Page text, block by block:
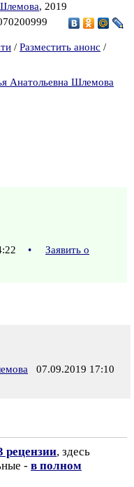
, 2019
/ Разместить анонс /
Анатольевна Шлемова
•
Заявить о
07.09.2019 17:10
рецензии, здесь
- в полном